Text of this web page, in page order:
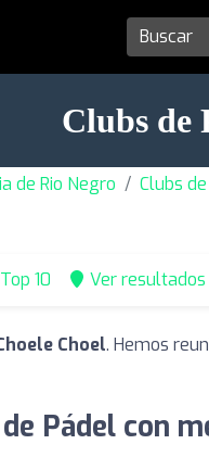
Clubs de
de Rio Negro Clubs
Top 10 Ver
Choel. Hemos
Pádel con